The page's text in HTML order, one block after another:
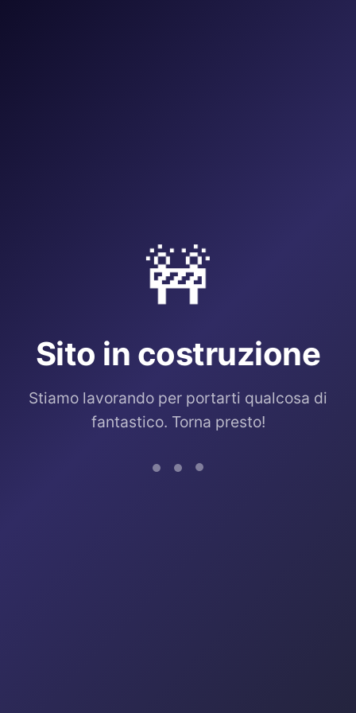
🚧
Sito in costruzione
Stiamo lavorando per portarti qualcosa di
fantastico. Torna presto!